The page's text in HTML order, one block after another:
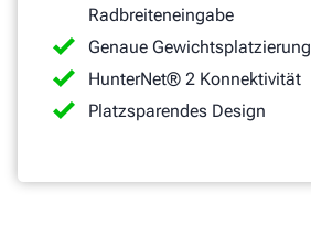
Radbreiteneingabe
Genaue
HunterNet® 2 Konnektivität
Platzsparendes Design